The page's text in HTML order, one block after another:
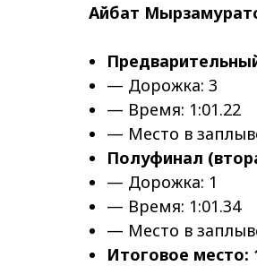
Айбат
— Дорожка: 3
— Время: 1:01.22
— Место в
Полуфинал
— Дорожка: 1
— Время: 1:01.34
— Место в
Итоговое место: